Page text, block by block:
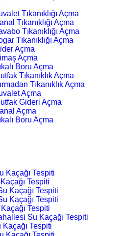
Tıkanıklığı Açma
Tıkanıklığı Açma
Tıkanıklığı Açma
Tıkanıklığı Açma
Açma
Açma
Boru Açma
Tıkanıklık Açma
Tıkanıklık Açma
Açma
Gideri Açma
Açma
Boru Açma
Kaçağı Tespiti
Tespiti
Kaçağı Tespiti
Kaçağı Tespiti
Kaçağı Tespiti
Su Kaçağı Tespiti
Kaçağı Tespiti